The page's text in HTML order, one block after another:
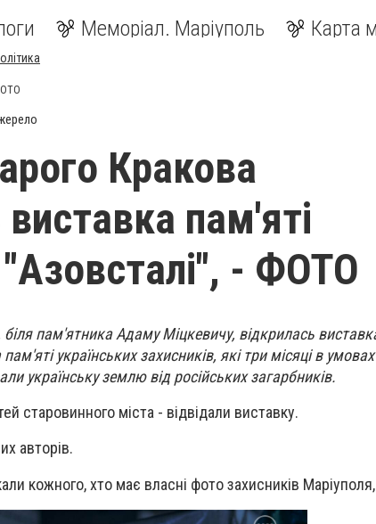
Меморіал. Маріуполь Карта
Кракова
пам'яті
"Азовсталі", - ФОТО
пам'ятника Адаму Міцкевичу, відкрилась
українських захисників, які три місяці в
українську землю від російських загарбників.
старовинного міста - відвідали виставку.
авторів.
кожного, хто має власні фото захисників